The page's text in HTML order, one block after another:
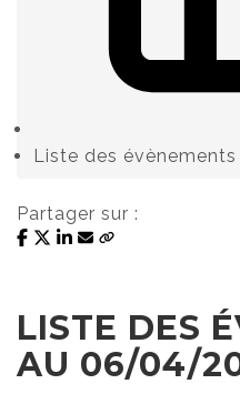
Liste des évènements
Partager sur :
LISTE DES
AU 06/04/